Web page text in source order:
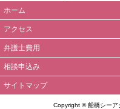
ホーム
アクセス
弁護士費用
相談申込み
サイトマップ
Copyright © 船橋シーア